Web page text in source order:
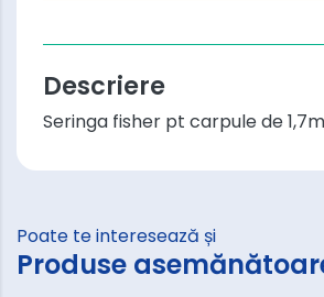
Descriere
Seringa fisher pt carpule de
Poate te interesează și
Produse